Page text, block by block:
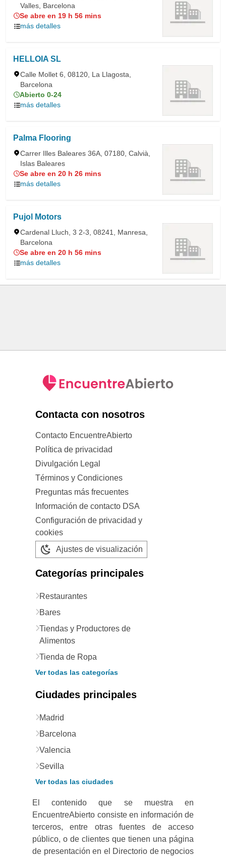
Valles, Barcelona
Se abre en 19 h 56 mins
más detalles
HELLOIA SL
Calle Mollet 6, 08120, La Llagosta,
Barcelona
Abierto 0-24
más detalles
Palma Flooring
Carrer Illes Baleares 36A, 07180, Calvià,
Islas Baleares
Se abre en 20 h 26 mins
más detalles
Pujol Motors
Cardenal Lluch, 3 2-3, 08241, Manresa,
Barcelona
Se abre en 20 h 56 mins
más detalles
Contacta con nosotros
Contacto EncuentreAbierto
Política de privacidad
Divulgación Legal
Términos y Condiciones
Preguntas más frecuentes
Información de contacto DSA
Configuración de privacidad y
cookies
Ajustes de visualización
Categorías principales
Restaurantes
Bares
Tiendas y Productores de
Alimentos
Tienda de Ropa
Ver todas las categorías
Ciudades principales
Madrid
Barcelona
Valencia
Sevilla
Ver todas las ciudades
El contenido que se muestra en
EncuentreAbierto consiste en información de
terceros, entre otras fuentes de acceso
público, o de clientes que tienen una página
de presentación en el Directorio de negocios